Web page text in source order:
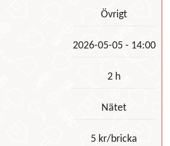
Övrigt
2026-05-05 - 14:00
2 h
Nätet
5 kr/bricka